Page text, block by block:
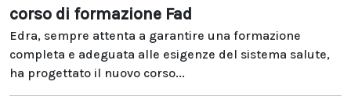
corso di formazione Fad
Edra, sempre attenta a garantire una formazione
completa e adeguata alle esigenze del sistema salute,
ha progettato il nuovo corso...